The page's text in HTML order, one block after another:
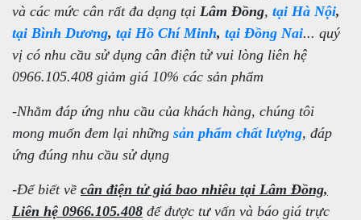
và các mức cân rất đa dạng tại Lâm Đồng, tại Hà Nội,
tại Bình Dương, tại Hồ Chí Minh, tại Đồng Nai... quý
vị có nhu cầu sử dụng cân điện tử vui lòng liên hệ
0966.105.408 giảm giá 10% các sản phẩm
-Nhằm đáp ứng nhu cầu của khách hàng, chúng tôi
mong muốn đem lại những sản phẩm chất lượng, đáp
ứng đúng nhu cầu sử dụng
-Để biết về cân điện tử giá bao nhiêu tại Lâm Đồng,
Liên hệ 0966.105.408 để được tư vấn và báo giá trực